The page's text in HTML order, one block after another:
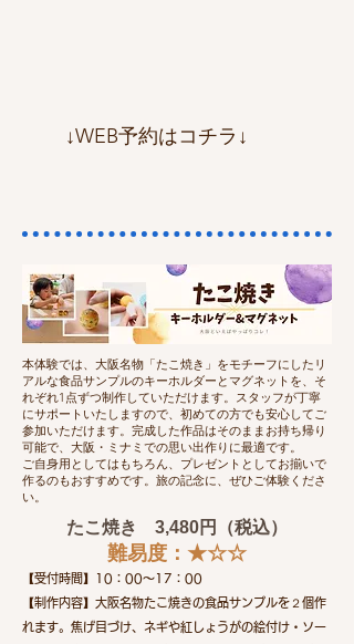
​↓WEB予約はコチラ↓
本体験では、大阪名物「たこ焼き」をモチーフにしたリ
アルな食品サンプルのキーホルダーとマグネットを、そ
れぞれ1点ずつ制作していただけます。スタッフが丁寧
にサポートいたしますので、初めての方でも安心してご
参加いただけます。完成した作品はそのままお持ち帰り
可能で、大阪・ミナミでの思い出作りに最適です。
ご自身用としてはもちろん、プレゼントとしてお揃いで
作るのもおすすめです。旅の記念に、ぜひご体験くださ
い。
たこ焼き 3,480円（税込）
​難易度：★☆☆
【受付時間】10：00～17：00
【制作内容】​大阪名物たこ焼きの食品サンプルを２個作
れます。 焦げ目づけ、ネギや紅しょうがの絵付け・ソー